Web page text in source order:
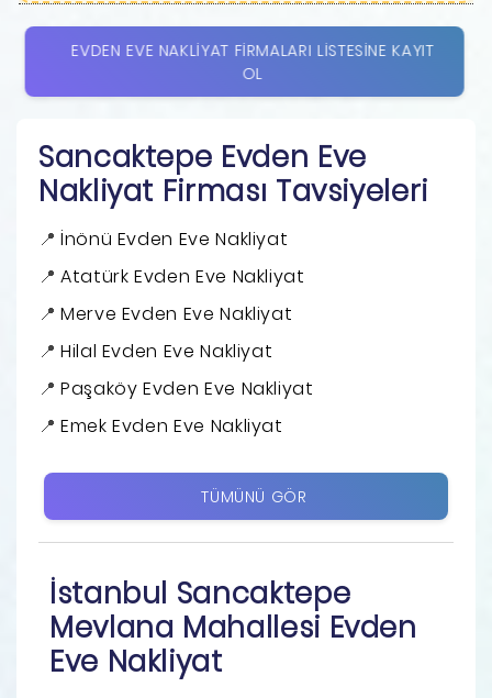
EVDEN EVE NAKLIYAT FIRMALARI LISTESINE KAYIT
OL
Sancaktepe Evden Eve
Nakliyat Firması Tavsiyeleri
İnönü Evden Eve Nakliyat
Atatürk Evden Eve Nakliyat
Merve Evden Eve Nakliyat
Hilal Evden Eve Nakliyat
Paşaköy Evden Eve Nakliyat
Emek Evden Eve Nakliyat
TÜMÜNÜ GÖR
İstanbul Sancaktepe
Mevlana Mahallesi Evden
Eve Nakliyat